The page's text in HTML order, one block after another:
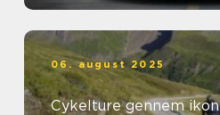
06. august 2025
Cykelture gennem